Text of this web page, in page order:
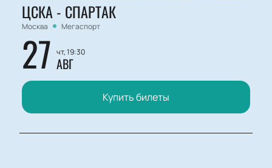
ЦСКА - СПАРТАК
Москва Мегаспорт
27 чт, 19:30
АВГ
Купить билеты